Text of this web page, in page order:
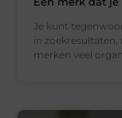
Je kunt
in zoekresultaten,
merken veel